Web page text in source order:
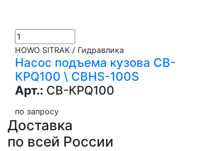
HOWO SITRAK / Гидравлика
Насос подъема кузова СВ-
КРQ100 \ CBHS-100S
Арт.: СВ-КРQ100
по запросу
Доставка
по всей России